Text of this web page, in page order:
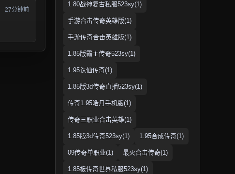
27分钟前
1.80战神复古私服523sy(1)
手游合击传奇英雄版(1)
手游传奇合击英雄版(1)
1.85版霸主传奇523sy(1)
1.95诛仙传奇(1)
1.85版3d传奇直播523sy(1)
传奇1.95皓月手机版(1)
传奇三职业合击英雄(1)
1.85版3d传奇523sy(1) 1.95合成传奇(1)
09传奇单职业(1) 最火合击传奇(1)
1.85板传奇世界私服523sy(1)